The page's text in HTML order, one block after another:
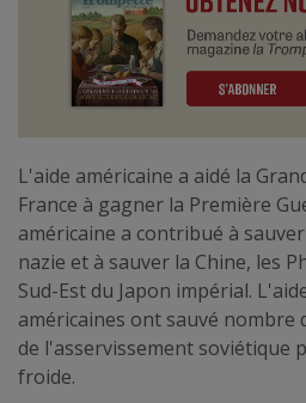
L'aide américaine a aidé la
France à gagner la Première
américaine a contribué à
nazie et à sauver la Chine, les
Sud-Est du Japon impérial.
américaines ont sauvé nombre
de l'asservissement soviétique
froide.